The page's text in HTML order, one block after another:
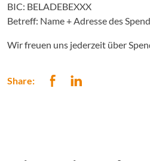
BIC: BELADEBEXXX
Betreff: Name + Adresse des
Wir freuen uns jederzeit über
Share: